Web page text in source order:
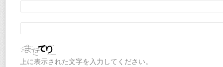
上に表示された文字を入力してください。